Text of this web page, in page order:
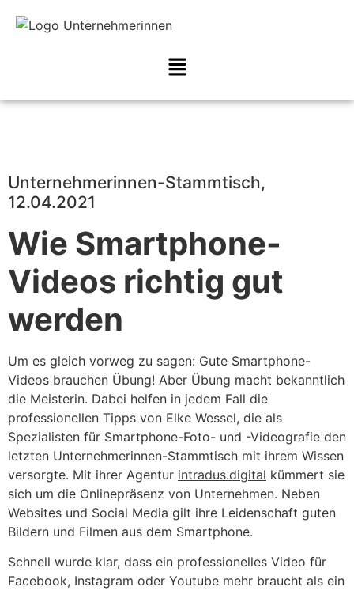
Unternehmerinnen-Stammtisch,
12.04.2021
Wie Smartphone-
Videos richtig gut
werden
Um es gleich vorweg zu sagen: Gute Smartphone-
Videos brauchen Übung! Aber Übung macht bekanntlich
die Meisterin. Dabei helfen in jedem Fall die
professionellen Tipps von Elke Wessel, die als
Spezialisten für Smartphone-Foto- und -Videografie den
letzten Unternehmerinnen-Stammtisch mit ihrem Wissen
versorgte. Mit ihrer Agentur intradus.digital kümmert sie
sich um die Onlinepräsenz von Unternehmen. Neben
Websites und Social Media gilt ihre Leidenschaft guten
Bildern und Filmen aus dem Smartphone.
Schnell wurde klar, dass ein professionelles Video für
Facebook, Instagram oder Youtube mehr braucht als ein